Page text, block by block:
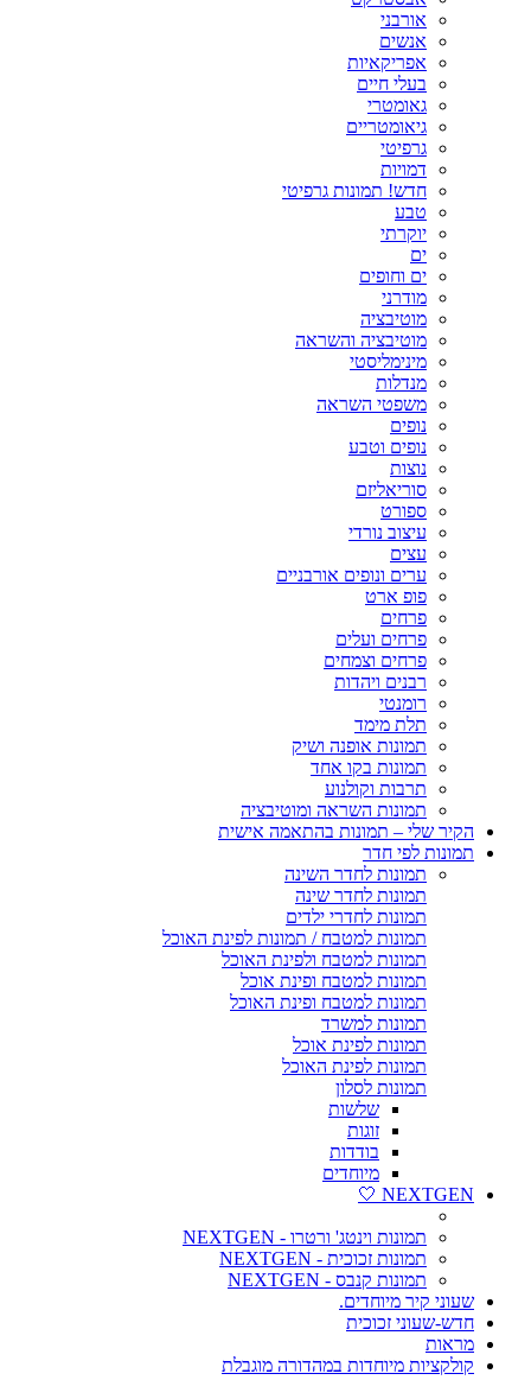
אורבני
אנשים
אפריקאיות
בעלי חיים
גאומטרי
גיאומטריים
גרפיטי
דמויות
חדש! תמונות גרפיטי
טבע
יוקרתי
ים
ים וחופים
מודרני
מוטיבציה
מוטיבציה והשראה
מינימליסטי
מנדלות
משפטי השראה
נופים
נופים וטבע
נוצות
סוריאליזם
ספורט
עיצוב נורדי
עצים
ערים ונופים אורבניים
פופ ארט
פרחים
פרחים ועלים
פרחים וצמחים
רבנים ויהדות
רומנטי
תלת מימד
תמונות אופנה ושיק
תמונות בקו אחד
תרבות וקולנוע
תמונות השראה ומוטיבציה
הקיר שלי – תמונות בהתאמה אישית
תמונות לפי חדר
תמונות לחדר השינה
תמונות לחדר שינה
תמונות לחדרי ילדים
תמונות למטבח / תמונות לפינת האוכל
תמונות למטבח ולפינת האוכל
תמונות למטבח ופינת אוכל
תמונות למטבח ופינת האוכל
תמונות למשרד
תמונות לפינת אוכל
תמונות לפינת האוכל
תמונות לסלון
שלשות
זוגות
בודדות
מיוחדים
NEXTGEN 🤍
תמונות וינטג' ורטרו - NEXTGEN
תמונות זכוכית - NEXTGEN
תמונות קנבס - NEXTGEN
שעוני קיר מיוחדים.
חדש-שעוני זכוכית
מראות
קולקציות מיוחדות במהדורה מוגבלת